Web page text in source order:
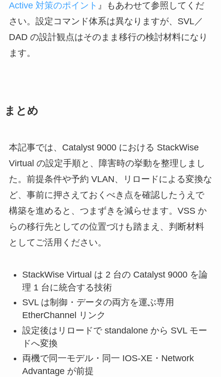
Active 対策のポイント 』もあわせて参照してくだ
さい。設定コマンド体系は異なりますが、SVL／
DAD の設計観点はそのまま移行の検討材料になり
ます。
まとめ
本記事では、Catalyst 9000 における StackWise
Virtual の設定手順と、障害時の挙動を整理しまし
た。前提条件や予約 VLAN、リロードによる変換な
ど、事前に押さえておくべき点を確認したうえで
構築を進めると、つまずきを減らせます。VSS か
らの移行先としての位置づけも踏まえ、判断材料
としてご活用ください。
StackWise Virtual は 2 台の Catalyst 9000 を論
理 1 台に統合する技術
SVL は制御・データの両方を運ぶ専用
EtherChannel リンク
設定後はリロードで standalone から SVL モー
ドへ変換
両機で同一モデル・同一 IOS-XE・Network
Advantage が前提